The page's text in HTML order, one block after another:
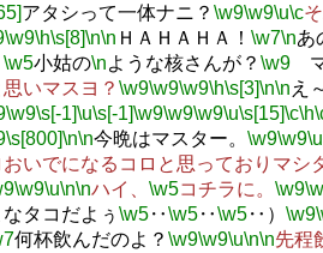
アタシって一体ナニ？ \w9\w9\u\c
\w9\h\s[8]\n\n ＨＡＨＡＨＡ！ \w7\nあ
\w5小姑の\nような核さんが？ \w9マ
いマスヨ？ \w9\w9\w9\h\s[3]\n\n え
\w9\s[-1]\u\s[-1]\w9\w9\w9\u\s[15]\c\h
\s[800]\n\n今晩はマスター。 \w9\w9\u
おいでになるコロと思っておりマシ
\w9\u\n\nハイ、 \w5コチラに。 \w9
タコだよぅ \w5‥\w5‥\w5‥） \w9
何杯飲んだのよ？ \w9\w9\u\n\n先程